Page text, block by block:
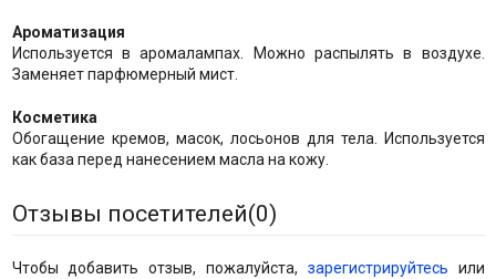
Ароматизация
Используется в аромалампах. Можно распылять в воздухе.
Заменяет парфюмерный мист.
Косметика
Обогащение кремов, масок, лосьонов для тела. Используется
как база перед нанесением масла на кожу.
Отзывы посетителей(0)
Чтобы добавить отзыв, пожалуйста, зарегистрируйтесь или